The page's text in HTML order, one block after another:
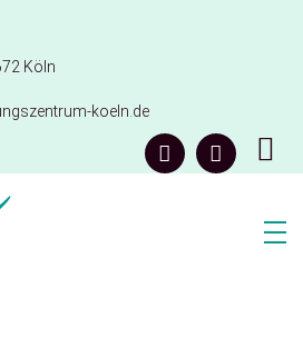
Köln
koeln.de